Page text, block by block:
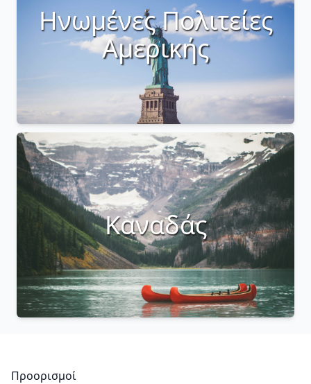
Ηνωμένες Πολιτείες
Αμερικής
Καναδάς
Προορισμοί